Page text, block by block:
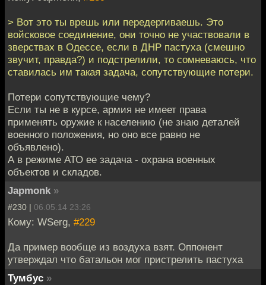
> Вот это ты врешь или передергиваешь. Это
войсковое соединение, они точно не участвовали в
зверствах в Одессе, если в ДНР пастуха (смешно
звучит, правда?) и подстрелили, то сомневаюсь, что
ставилась им такая задача, сопутствующие потери.
Потери сопутствующие чему?
Если ты не в курсе, армия не имеет права
применять оружие к населению (не знаю деталей
военного положения, но оно все равно не
объявлено).
А в режиме АТО ее задача - охрана военных
объектов и складов.
Japmonk »
#230 | 06.05.14 23:26
Кому: WSerg, #229
Да пример вообще из воздуха взят. Оппонент
утверждал что батальон мог пристрелить пастуха
Тумбус »